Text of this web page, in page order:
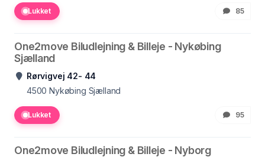
Lukket 85
One2move Biludlejning & Billeje - Nykøbing
Sjælland
Rørvigvej 42- 44
4500 Nykøbing Sjælland
Lukket 95
One2move Biludlejning & Billeje - Nyborg